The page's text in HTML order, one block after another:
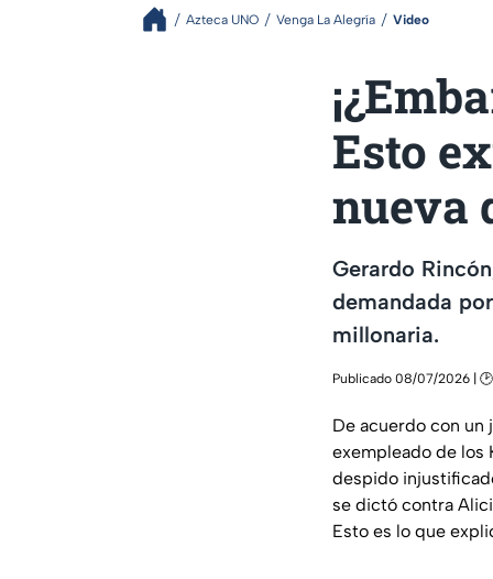
Azteca UNO Venga La Alegría Video
Esto
nueva
Gerardo
demandada
millonaria.
Publicado 08/07/2026 |
De acuerdo con un
exempleado de los
despido
se dictó contra
Esto es lo que